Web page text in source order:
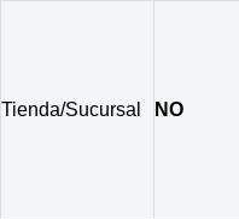
Tienda/Sucursal NO